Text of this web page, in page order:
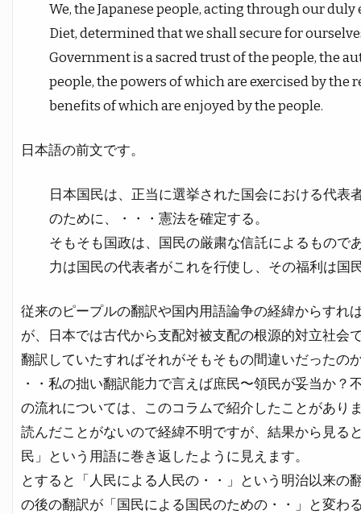
We, the Japanese people, acting through our
Diet, determined that we shall secure for
Government is a sacred trust of the people, the
people, the powers of which are exercised by the
benefits of which are enjoyed by the people.
日本語の前文です。
日本国民は、正当に選挙された国会における代
のために、・・・憲法を確定する。
そもそも国政は、国民の厳粛な信託によるもので
力は国民の代表者がこれを行使し、その福利は国
従来のピープルの翻訳や国内用語論争の経緯からすれ
が、日本では古代から支配対被支配の根源的対立社会
翻訳していたすればそれがそもそもの間違いだったの
・・私の拙い翻訳能力で言えば庶民〜領民が妥当か
の流れについては、このコラムで紹介したことがあり
読んだことがないので経緯不明ですが、結果から見る
民」という用語に巻き返したように見えます。
とすると「人民による人民の・・」という明治以来の
の後の翻訳が「国民による国民のための・・」と変わ